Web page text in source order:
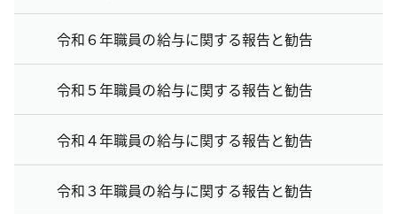
令和６年職員の給与に関する報告と勧告
令和５年職員の給与に関する報告と勧告
令和４年職員の給与に関する報告と勧告
令和３年職員の給与に関する報告と勧告